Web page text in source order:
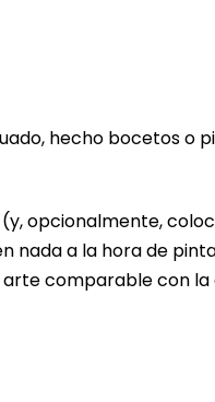
hecho bocetos o
opcionalmente,
nada a la hora de
comparable con